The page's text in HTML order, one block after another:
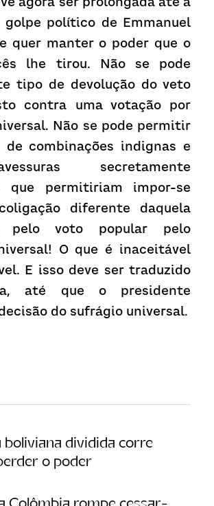
golpe político de Emmanuel
quer manter o poder que o
lhe tirou. Não se pode
tipo de devolução do veto
contra uma votação por
Não se pode permitir
de combinações indignas e
secretamente
que permitiriam impor-se
diferente daquela
pelo voto popular pelo
O que é inaceitável
E isso deve ser traduzido
até que o presidente
do sufrágio universal.
boliviana dividida corre
o poder